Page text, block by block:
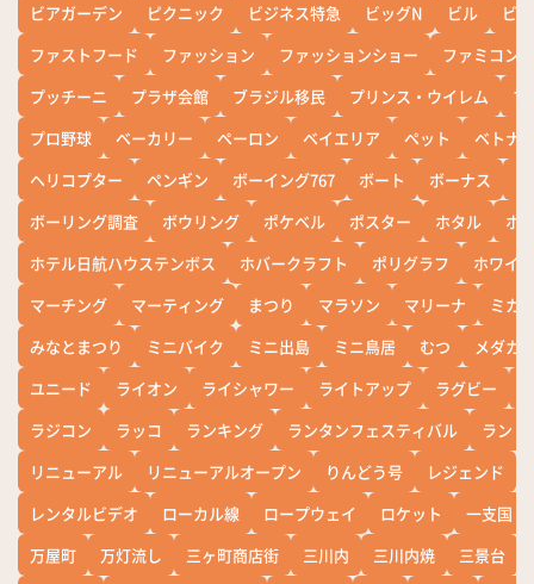
ビアガーデン
ピクニック ビジネス特急 ビッグN ビル
ビワ
ファストフード
ファッション ファッションショー
ファミコン
プッチーニ
プラザ会館 ブラジル移民 プリンス・ウイレム
ブ
プロ野球
ベーカリー ペーロン ベイエリア ペット
ベトナ
ヘリコプター
ペンギン ボーイング767 ボート ボーナス
ボーリング調査
ボウリング ポケベル ポスター ホタル
ホ
ホテル日航ハウステンボス
ホバークラフト ポリグラフ
ホワイ
マーチング
マーティング まつり マラソン マリーナ
ミカ
みなとまつり
ミニバイク ミニ出島 ミニ鳥居 むつ
メダカ
ユニード
ライオン ライシャワー ライトアップ ラグビー
ラジコン
ラッコ ランキング ランタンフェスティバル
ランド
リニューアル
リニューアルオープン りんどう号 レジェンド
レンタルビデオ
ローカル線 ロープウェイ ロケット
一支国
万屋町
万灯流し 三ヶ町商店街 三川内 三川内焼 三景台